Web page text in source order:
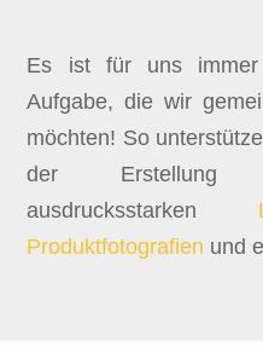
Es ist für uns immer
Aufgabe, die wir
möchten! So
der
ausdrucksstarken
Produktfotografien und